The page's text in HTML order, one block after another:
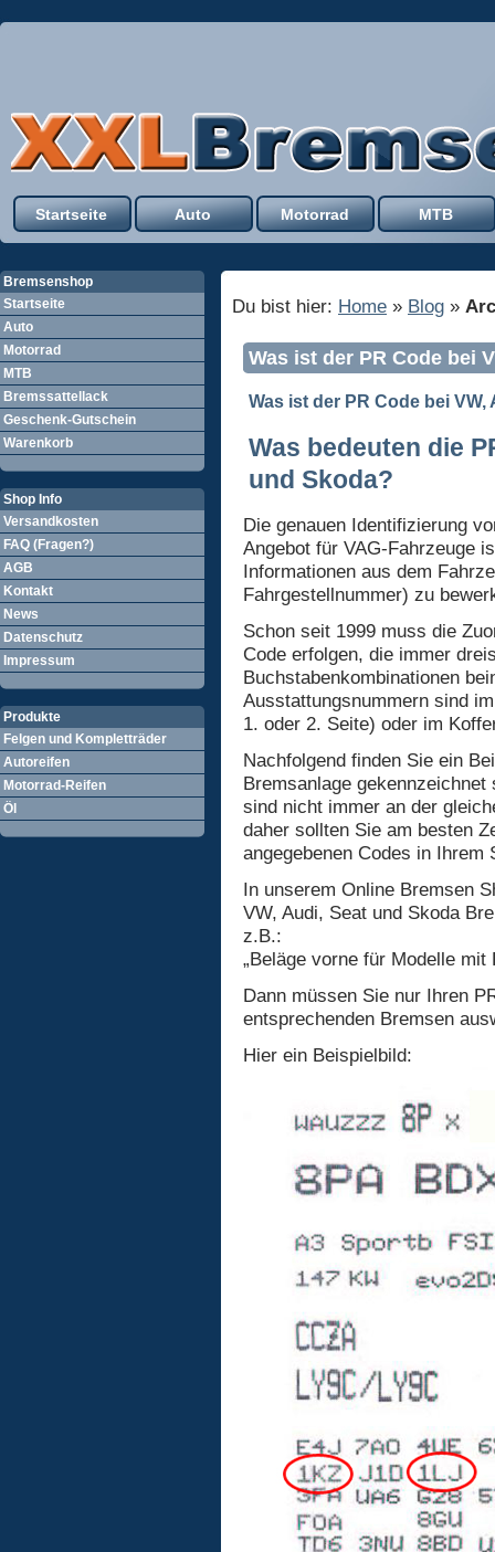
Startseite Auto Motorrad MTB
Bremsenshop
Startseite
Auto
Motorrad
MTB
Bremssattellack
Geschenk-Gutschein
Warenkorb
Shop Info
Versandkosten
FAQ (Fragen?)
AGB
Kontakt
News
Datenschutz
Impressum
Produkte
Felgen und Kompletträder
Autoreifen
Motorrad-Reifen
Öl
Du bist hier: Home » Blog »
Was ist der PR Code bei
Was ist der PR Code bei
Was bedeuten die
und Skoda?
Die genauen Identifizierung
Angebot für VAG-Fahrzeuge
Informationen aus dem
Fahrgestellnummer) zu
Schon seit 1999 muss die
Code erfolgen, die immer
Buchstabenkombinationen
Ausstattungsnummern sind
1. oder 2. Seite) oder im
Nachfolgend finden Sie ein
Bremsanlage
sind nicht immer an der
daher sollten Sie am besten
angegebenen Codes in
In unserem Online Bremsen
VW, Audi, Seat und Skoda
z.B.:
„Beläge vorne für Modelle
Dann müssen Sie nur Ihren
entsprechenden Bremsen
Hier ein Beispielbild: